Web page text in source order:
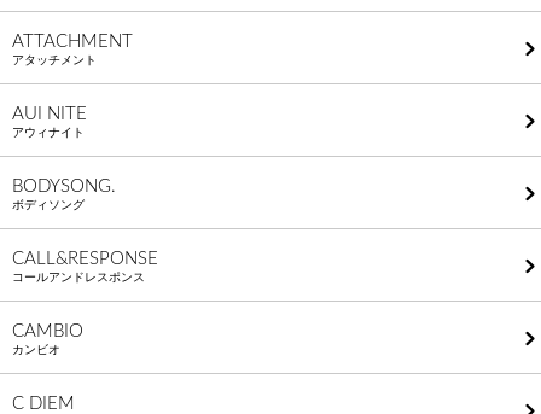
ATTACHMENT
アタッチメント
AUI NITE
アウィナイト
BODYSONG.
ボディソング
CALL&RESPONSE
コールアンドレスポンス
CAMBIO
カンビオ
C DIEM